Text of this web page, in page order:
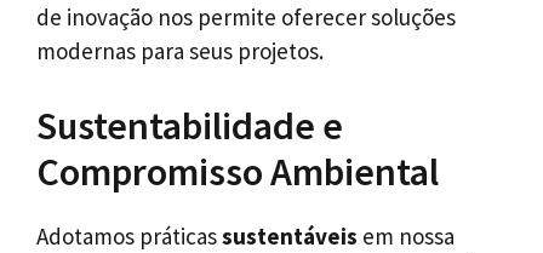
de inovação nos permite oferecer soluções
modernas para seus projetos.
Sustentabilidade e
Compromisso Ambiental
Adotamos práticassustentáveis em nossa